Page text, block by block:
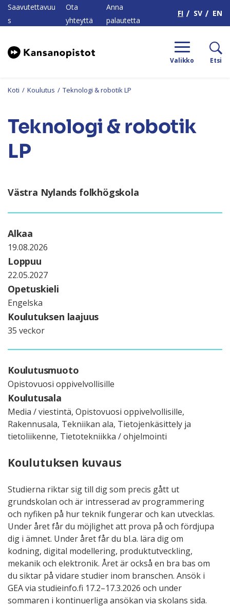
Saavutettavuu
s
Ota
yhteyttä
Anna
palautetta
FI SV EN
Valikko Etsi
Koti / Koulutus / Teknologi & robotik LP
Teknologi & robotik
LP
Västra Nylands folkhögskola
Alkaa
19.08.2026
Loppuu
22.05.2027
Opetuskieli
Engelska
Koulutuksen laajuus
35 veckor
Koulutusmuoto
Opistovuosi oppivelvollisille
Koulutusala
Media / viestintä, Opistovuosi oppivelvollisille,
Rakennusala, Tekniikan ala, Tietojenkäsittely ja
tietoliikenne, Tietotekniikka / ohjelmointi
Koulutuksen kuvaus
Studierna riktar sig till dig som precis gått ut
grundskolan och är intresserad av programmering
och nyfiken på hur teknik fungerar och kan utvecklas.
Under året får du möjlighet att prova på och fördjupa
dig i ämnet. Under året får du bl.a. lära dig om
kodning, digital modellering, produktutveckling,
mekanik och elektronik. Året är också en bra bas om
du siktar på vidare studier inom branschen. Ansök i
GEA via studieinfo.fi 17.2–17.3.2026 och under
sommaren i kontinuerliga ansökan via skolans sida.